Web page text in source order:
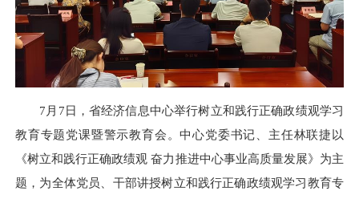
7月7日，省经济信息中心举行树立和践行正确政绩观学习
教育专题党课暨警示教育会。中心党委书记、主任林联捷以
《树立和践行正确政绩观 奋力推进中心事业高质量发展》为主
题，为全体党员、干部讲授树立和践行正确政绩观学习教育专